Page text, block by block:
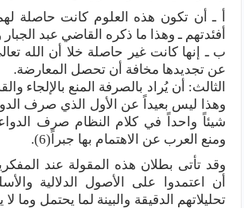
أ ـ أن تكون هذه العلوم كانت حاصلة
أفئدتهم ـ وهذا ما ذكره القاضي عبد الجبار
ب ـ إنها كانت غير حاصلة خلا أن الله
عن تجديدها مخافة أن تحصل المعارضة.
الثالث: أن يُراد بالصرفة المنع بالإلجاء
وهذا ليس بعيداً عن الأول الذي صرف
شيئاً واحداً في كلام النظام صرف
ومنع العرب عن الاهتمام بها جبراً(6).
وقد تأتى بطلان هذه المقولة عند
أن اعتمدوا على الأصول الدلالية
تحليلاتهم الدقيقة والبينة لما يحتمل وما